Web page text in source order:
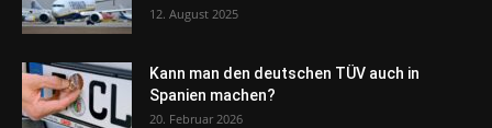
12. August 2025
Kann man den deutschen TÜV auch in
Spanien machen?
20. Februar 2026